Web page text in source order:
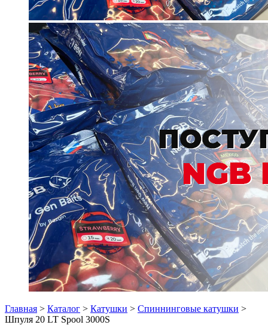
Главная > Каталог > Катушки > Спиннинговые катушки >
Шпуля 20 LT Spool 3000S